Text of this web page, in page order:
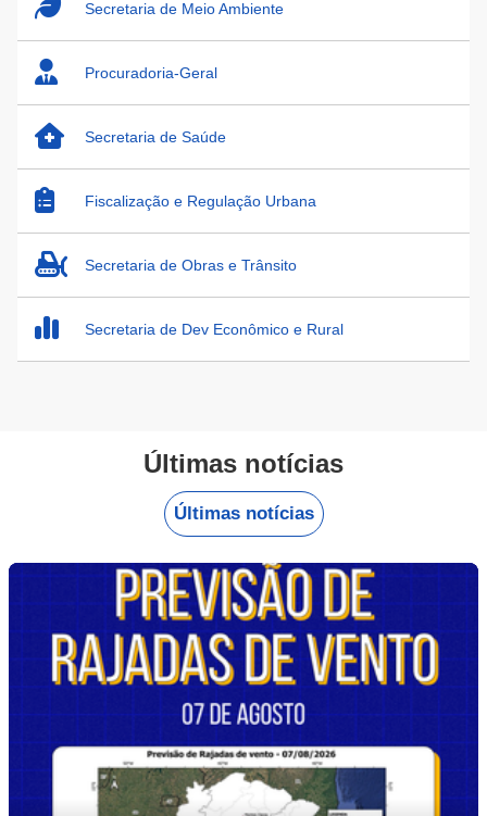
Secretaria de Meio Ambiente
Procuradoria-Geral
Secretaria de Saúde
Fiscalização e Regulação Urbana
Secretaria de Obras e Trânsito
Secretaria de Dev Econômico e Rural
Últimas notícias
Últimas notícias